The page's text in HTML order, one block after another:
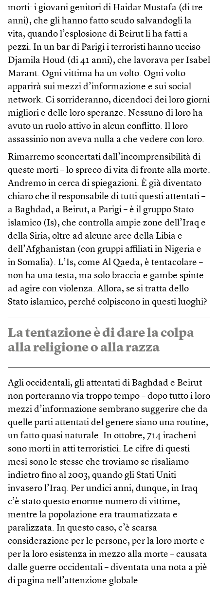
morti: i giovani genitori di Haidar Mustafa (di tre
anni), che gli hanno fatto scudo salvandogli la
vita, quando l’esplosione di Beirut li ha fatti a
pezzi. In un bar di Parigi i terroristi hanno ucciso
Djamila Houd (di 41 anni), che lavorava per Isabel
Marant. Ogni vittima ha un volto. Ogni volto
apparirà sui mezzi d’informazione e sui social
network. Ci sorrideranno, dicendoci dei loro giorni
migliori e delle loro speranze. Nessuno di loro ha
avuto un ruolo attivo in alcun conflitto. Il loro
assassinio non aveva nulla a che vedere con loro.
Rimarremo sconcertati dall’incomprensibilità di
queste morti – lo spreco di vita di fronte alla morte.
Andremo in cerca di spiegazioni. È già diventato
chiaro che il responsabile di tutti questi attentati –
a Baghdad, a Beirut, a Parigi – è il gruppo Stato
islamico (Is), che controlla ampie zone dell’Iraq e
della Siria, oltre ad alcune aree della Libia e
dell’Afghanistan (con gruppi affiliati in Nigeria e
in Somalia). L’Is, come Al Qaeda, è tentacolare –
non ha una testa, ma solo braccia e gambe spinte
ad agire con violenza. Allora, se si tratta dello
Stato islamico, perché colpiscono in questi luoghi?
La tentazione è di dare la colpa
alla religione o alla razza
Agli occidentali, gli attentati di Baghdad e Beirut
non porteranno via troppo tempo – dopo tutto i loro
mezzi d’informazione sembrano suggerire che da
quelle parti attentati del genere siano una routine,
un fatto quasi naturale. In ottobre, 714 iracheni
sono morti in atti terroristici. Le cifre di questi
mesi sono le stesse che troviamo se risaliamo
indietro fino al 2003, quando gli Stati Uniti
invasero l’Iraq. Per undici anni, dunque, in Iraq
c’è stato questo enorme numero di vittime,
mentre la popolazione era traumatizzata e
paralizzata. In questo caso, c’è scarsa
considerazione per le persone, per la loro morte e
per la loro esistenza in mezzo alla morte – causata
dalle guerre occidentali – diventata una nota a piè
di pagina nell’attenzione globale.